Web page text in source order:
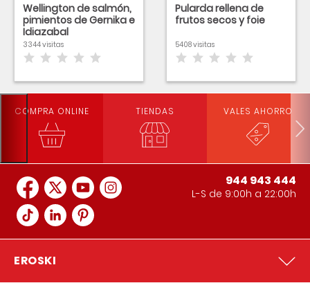
Wellington de salmón,
pimientos de Gernika e
Idiazabal
3344 visitas
Pularda rellena de
frutos secos y foie
5408 visitas
COMPRA ONLINE TIENDAS VALES AHORRO
944 943 444
L-S de 9:00h a 22:00h
EROSKI